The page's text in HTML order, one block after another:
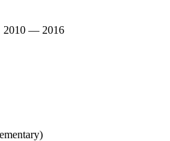
2010 — 2016